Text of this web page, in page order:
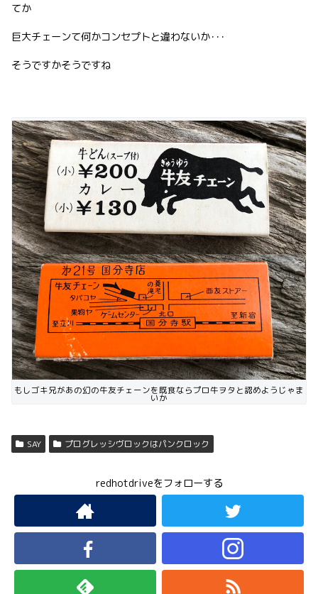
てか
巨大チェーンて何かコンセプトと違わないか･･･
そうですかそうですね
もしゴキ兄があの幻の牛友チェーンを既食ならプロ牛ヲタと認めようじゃま
いか
SAY プログレッシヴロックはパンクロック
redhotdriveをフォローする